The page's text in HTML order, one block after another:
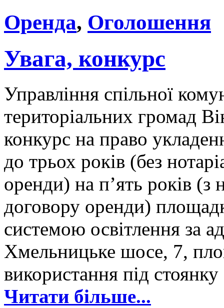
Оренда, Оголошення
Увага, конкурс
Управління спільної
територіальних громад
конкурс на право
до трьох років (без
оренди) на п’ять років (з
договору оренди)
системою освітлення за
Хмельницьке шосе, 7,
використання під стоянку
Читати більше...